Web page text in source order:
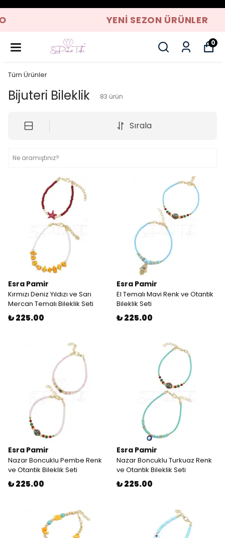
YENI SEZON ÜRÜNLER
0
Tüm Ürünler
Bijuteri Bileklik 83 ürün
Sırala
Esra Pamir
Kırmızı Deniz Yıldızı ve Sarı
Mercan Temalı Bileklik Seti
₺ 225.00
Esra Pamir
El Temalı Mavi Renk ve Otantik
Bileklik Seti
₺ 225.00
Esra Pamir
Nazar Boncuklu Pembe Renk
ve Otantik Bileklik Seti
₺ 225.00
Esra Pamir
Nazar Boncuklu Turkuaz Renk
ve Otantik Bileklik Seti
₺ 225.00